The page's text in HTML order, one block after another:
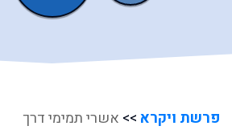
פרשת ויקרא>> אשרי תמימי דרך